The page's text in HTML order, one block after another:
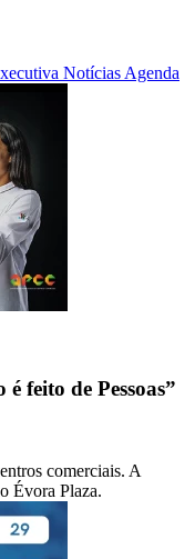
Notícias Agenda
feito de Pessoas”
comerciais. A
Évora Plaza.